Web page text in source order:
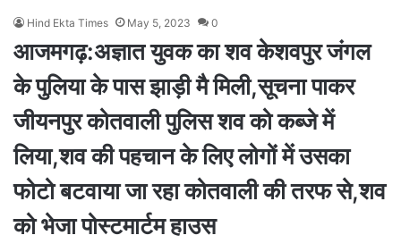
Hind Ekta Times May 5, 2023 0
आजमगढ़:अज्ञात युवक का शव केशवपुर जंगल
के पुलिया के पास झाड़ी मै मिली,सूचना पाकर
जीयनपुर कोतवाली पुलिस शव को कब्जे में
लिया,शव की पहचान के लिए लोगों में उसका
फोटो बटवाया जा रहा कोतवाली की तरफ से,शव
को भेजा पोस्टमार्टम हाउस